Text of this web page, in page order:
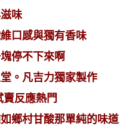
味
口感與獨有香味
停不下來啊
。凡吉力獨家製作
反應熱門
鄉村甘酸那單純的味道